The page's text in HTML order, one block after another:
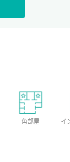
角部屋
イ